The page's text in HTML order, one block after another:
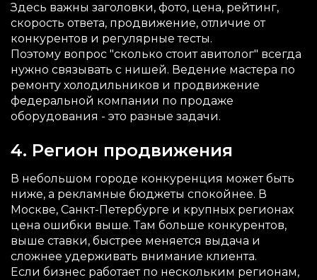
Здесь важны заголовки, фото, цена, рейтинг,
скорость ответа, продвижение, отличие от
конкурентов и регулярные тесты.
Поэтому вопрос "сколько стоит авитолог" всегда
нужно связывать с нишей. Ведение мастера по
ремонту холодильников и продвижение
федеральной компании по продаже
оборудования - это разные задачи.
4. Регион продвижения
В небольшом городе конкуренция может быть
ниже, а рекламные бюджеты спокойнее. В
Москве, Санкт-Петербурге и крупных регионах
цена ошибки выше. Там больше конкурентов,
выше ставки, быстрее меняется выдача и
сложнее удерживать внимание клиента.
Если бизнес работает по нескольким регионам,